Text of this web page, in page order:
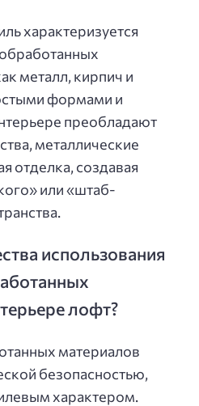
характеризуется
металл, кирпич и
формами и
преобладают
металлические
отделка, создавая
или «штаб-
использования
лофт?
материалов
безопасностью,
характером.